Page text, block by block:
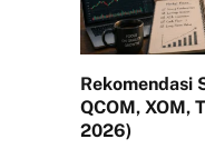
Rekomendasi
QCOM, XOM,
2026)